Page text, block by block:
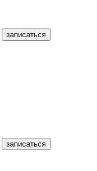
записаться
записаться